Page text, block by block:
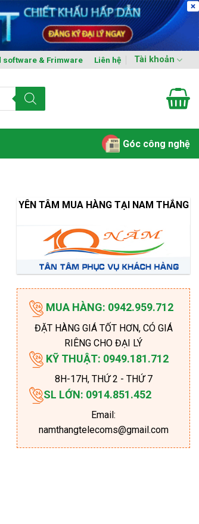
software & Frimware Liên hệ Tài khoản
Góc công nghệ
YÊN TÂM MUA HÀNG TẠI NAM THẮNG
MUA HÀNG: 0942.959.712
ĐẶT HÀNG GIÁ TỐT HƠN, CÓ GIÁ
RIÊNG CHO ĐẠI LÝ
KỸ THUẬT: 0949.181.712
8H-17H, THỨ 2 - THỨ 7
SL LỚN: 0914.851.452
Email:
namthangtelecoms@gmail.com